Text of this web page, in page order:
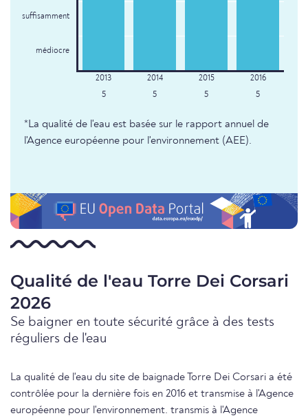
suffisamment
médiocre
5 5 5 5
*La qualité de l'eau est basée sur le rapport annuel de
l'Agence européenne pour l'environnement (AEE).
Qualité de l'eau Torre Dei Corsari
2026
Se baigner en toute sécurité grâce à des tests
réguliers de l'eau
La qualité de l'eau du site de baignade Torre Dei Corsari a été
contrôlée pour la dernière fois en 2016 et transmise à l'Agence
européenne pour l'environnement. transmis à l'Agence